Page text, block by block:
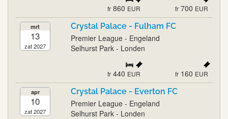
fr 860 EUR fr 700 EUR
mrt
13
zat 2027
Crystal Palace - Fulham FC
Premier League - Engeland
Selhurst Park - Londen
fr 440 EUR fr 160 EUR
apr
10
zat 2027
Crystal Palace - Everton FC
Premier League - Engeland
Selhurst Park - Londen